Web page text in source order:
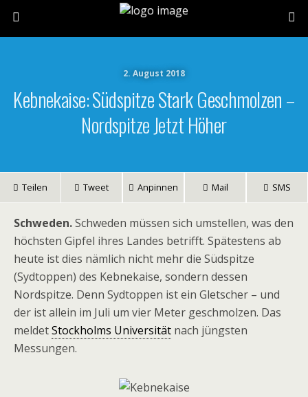
2. August 2018
Kebnekaise: Südspitze Stark Geschmolzen –
Nordspitze Jetzt Höher
Teilen Tweet Anpinnen Mail SMS
Schweden.Schweden müssen sich umstellen, was den
höchsten Gipfel ihres Landes betrifft. Spätestens ab
heute ist dies nämlich nicht mehr die Südspitze
(Sydtoppen) des Kebnekaise, sondern dessen
Nordspitze. Denn Sydtoppen ist ein Gletscher – und
der ist allein im Juli um vier Meter geschmolzen. Das
meldetStockholms Universität nach jüngsten
Messungen.